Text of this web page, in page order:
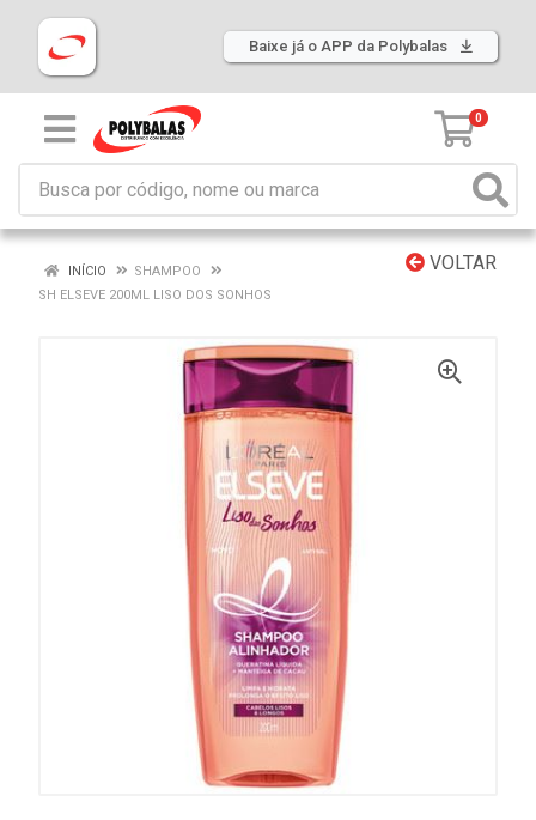
Baixe já o APP da Polybalas
0
VOLTAR
INÍCIO
SHAMPOO
SH ELSEVE 200ML LISO DOS SONHOS